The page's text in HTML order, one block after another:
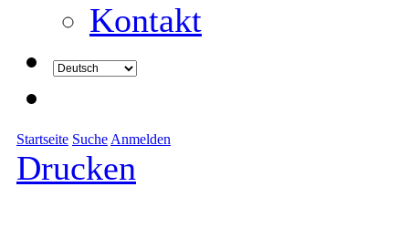
Kontakt
Startseite Suche Anmelden
Drucken